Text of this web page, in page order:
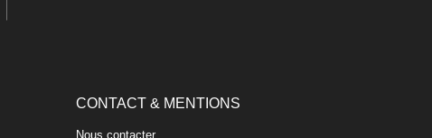
CONTACT & MENTIONS
Nous contacter